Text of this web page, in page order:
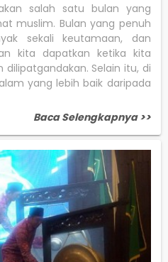
salah satu bulan yang
muslim. Bulan yang penuh
sekali keutamaan, dan
kita dapatkan ketika kita
dilipatgandakan. Selain itu, di
yang lebih baik daripada
Baca Selengkapnya >>